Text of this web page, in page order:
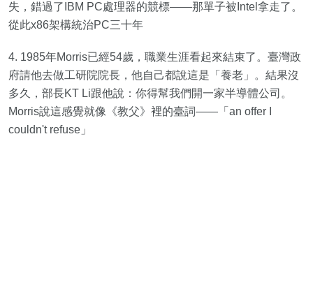
失，錯過了IBM PC處理器的競標——那單子被Intel拿走了。
從此x86架構統治PC三十年
4. 1985年Morris已經54歲，職業生涯看起來結束了。臺灣政
府請他去做工研院院長，他自己都說這是「養老」。結果沒
多久，部長KT Li跟他說：你得幫我們開一家半導體公司。
Morris說這感覺就像《教父》裡的臺詞——「an offer I
couldn't refuse」